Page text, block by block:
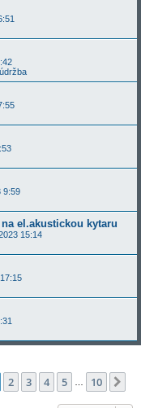
9:59
el.akustickou kytaru
15:14
z 10
2 3 4 5 10